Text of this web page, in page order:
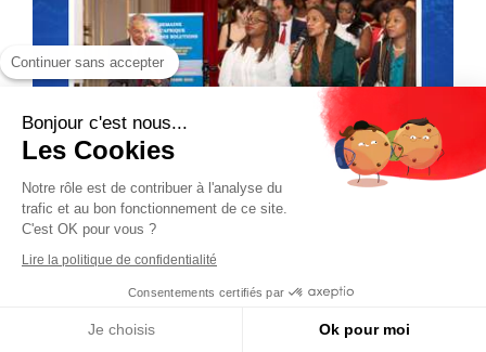
Continuer sans accepter
Bonjour c'est nous...
Les Cookies
Notre rôle est de contribuer à l'analyse du
trafic et au bon fonctionnement de ce site.
C'est OK pour vous ?
Lire la politique de confidentialité
Consentements certifiés par
Je choisis Ok pour moi